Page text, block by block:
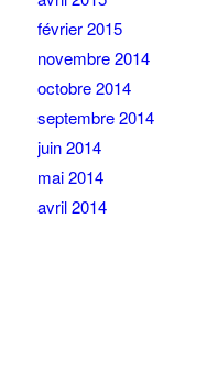
février 2015
novembre 2014
octobre 2014
septembre 2014
juin 2014
mai 2014
avril 2014